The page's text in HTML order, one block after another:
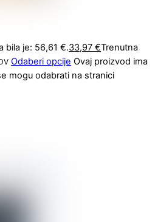
bila je: 56,61 €.33,97 €Trenutna
Odaberi opcije Ovaj proizvod ima
mogu odabrati na stranici